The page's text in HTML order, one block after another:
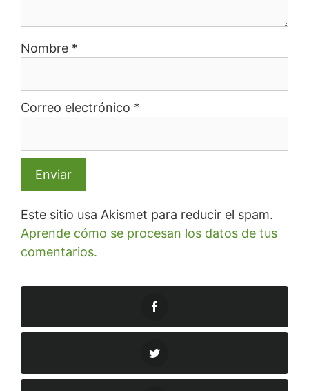
Nombre *
Correo electrónico *
Este sitio usa Akismet para reducir el spam.
Aprende cómo se procesan los datos de tus
comentarios.